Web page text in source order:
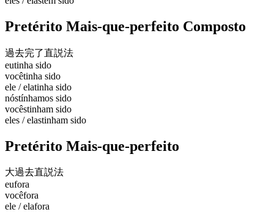
Pretérito Mais-que-perfeito Composto
過去完了直説法
eutinha sido
vocêtinha sido
ele / elatinha sido
nóstínhamos sido
vocêstinham sido
eles / elastinham sido
Pretérito Mais-que-perfeito
大過去直説法
eufora
vocêfora
ele / elafora